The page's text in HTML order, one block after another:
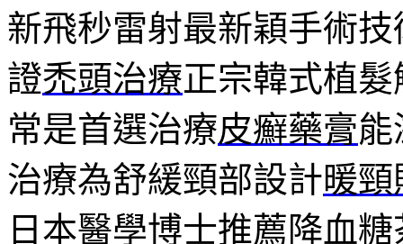
新飛秒雷射最新穎手術
證禿頭治療正宗韓式植
常是首選治療皮癬藥膏
治療為舒緩頸部設計暖頸
日本醫學博士推薦降血糖